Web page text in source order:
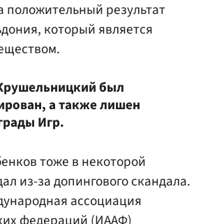
положительный результат
который является
был
а также лишен
Игр.
тоже в некоторой
из-за допингового скандала.
ассоциация